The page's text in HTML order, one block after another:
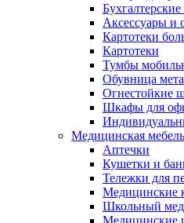
Аксессуары и
Картотеки
Картотеки
Тумбы
Обувница
Огнестойкие
Шкафы для
Медицинская
Аптечки
Кушетки и
Тележки для
Медицинские
Школьный
Медицинские